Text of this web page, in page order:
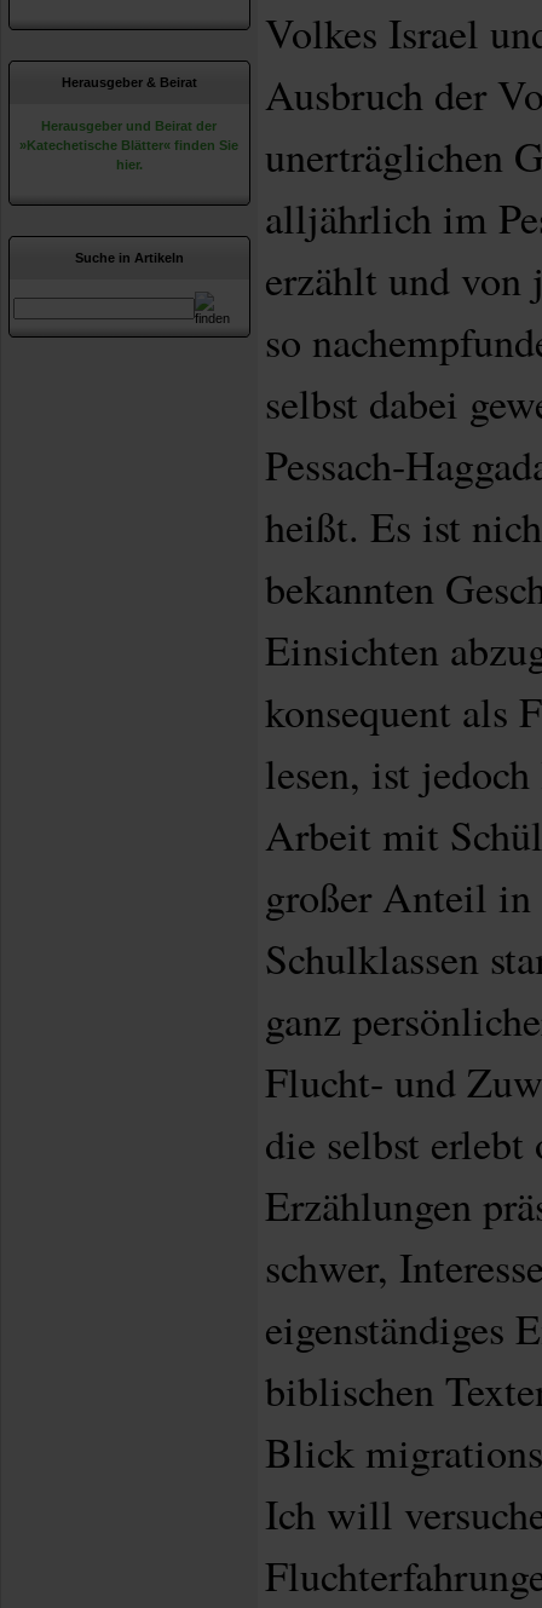
Herausgeber & Beirat
Herausgeber und Beirat der
»Katechetische Blätter« finden Sie
hier.
Suche in Artikeln
Volkes Israel
Ausbruch der
unerträglichen
alljährlich im
erzählt und von
so
selbst dabei
Pessach-
heißt. Es ist
bekannten
Einsichten
konsequent als
lesen, ist
Arbeit mit
großer Anteil in
Schulklassen
ganz
Flucht- und
die selbst erlebt
Erzählungen
schwer,
eigenständiges
biblischen
Blick
Ich will